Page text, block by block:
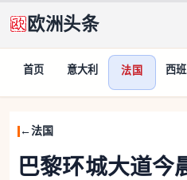
欧洲头条
首页 意大利 法国 西
法国
巴黎环城大道今